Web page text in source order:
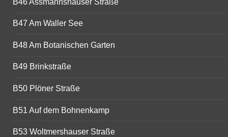
B47 Am Waller See
B48 Am Botanischen Garten
B49 Brinkstraße
B50 Plöner Straße
B51 Auf dem Bohnenkamp
B53 Woltmershauser Straße